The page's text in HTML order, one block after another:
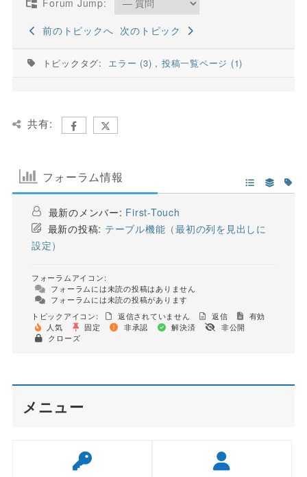
Forum Jump:
前のトピックへ 次のトピック
トピックタグ: エラー (3) , 投稿一覧ページ (1)
共有:
フォーラム情報
最新のメンバー: First-Touch
最新の投稿: テーブル機能（最初の列を見出しに
設定）
フォーラムアイコン:
フォーラムには未読の投稿はありません
フォーラムには未読の投稿があります
トピックアイコン:
返信されていません 返信
有効
人気
固定 非承認 解決済
非公開
クローズ
メニュー